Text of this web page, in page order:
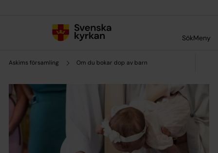
SökMeny
Askims församling Om du bokar dop av barn